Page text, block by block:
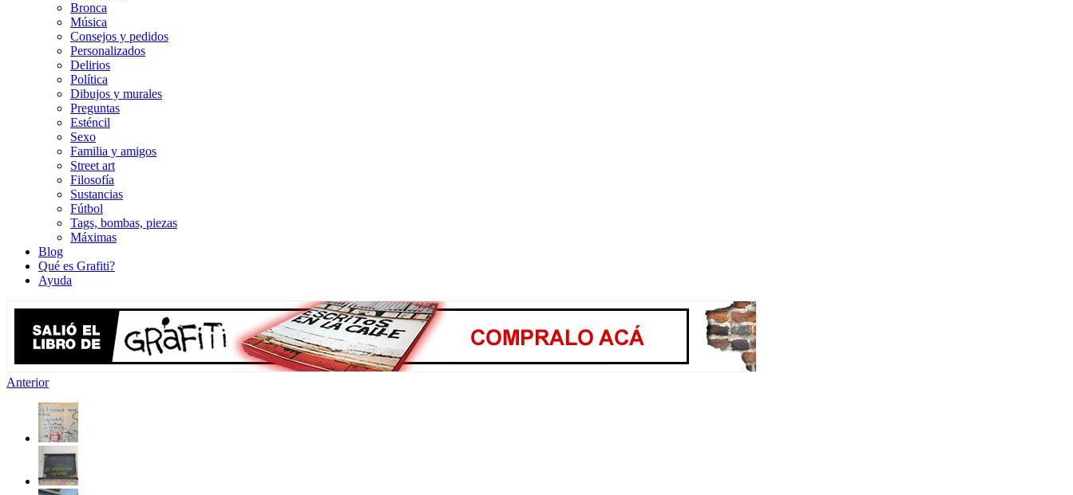
Bronca
Música
Consejos y pedidos
Personalizados
Delirios
Política
Dibujos y murales
Preguntas
Esténcil
Sexo
Familia y amigos
Street art
Filosofía
Sustancias
Fútbol
Tags, bombas, piezas
Máximas
Blog
Qué es Grafiti?
Ayuda
Anterior